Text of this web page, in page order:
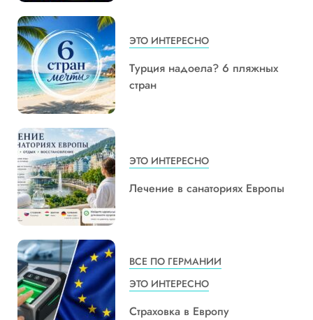
ЭТО ИНТЕРЕСНО
Турция надоела? 6 пляжных
стран
ЭТО ИНТЕРЕСНО
Лечение в санаториях Европы
ВСЕ ПО ГЕРМАНИИ
ЭТО ИНТЕРЕСНО
Страховка в Европу